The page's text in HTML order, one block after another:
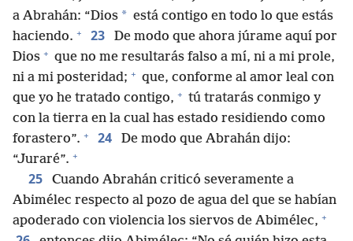
a Abrahán: “Dios * está contigo en todo lo que estás
haciendo. + 23
De modo que ahora júrame aquí por
Dios + que no me resultarás falso a mí, ni a mi prole,
ni a mi posteridad; + que, conforme al amor leal con
que yo he tratado contigo, + tú tratarás conmigo y
con la tierra en la cual has estado residiendo como
forastero”. + 24
De modo que Abrahán dijo:
“Juraré”. +
25
Cuando Abrahán criticó severamente a
Abimélec respecto al pozo de agua del que se habían
apoderado con violencia los siervos de Abimélec, +